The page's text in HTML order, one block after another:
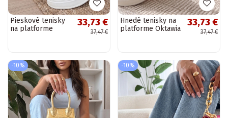
Pieskové tenisky
na platforme
33,73 €
37,47 €
Hnedé tenisky na
platforme Oktawia
33,73 €
37,47 €
-10% -10%